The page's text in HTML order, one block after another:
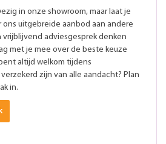
in onze showroom, maar laat je
uitgebreide aanbod aan andere
vrijblijvend adviesgesprek denken
met je mee over de beste keuze
altijd welkom tijdens
zijn van alle aandacht? Plan
in.